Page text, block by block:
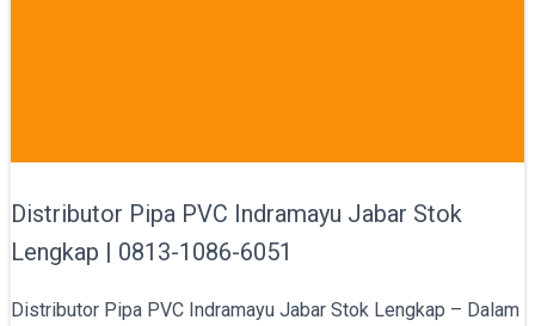
Distributor Pipa PVC Indramayu Jabar Stok
Lengkap | 0813-1086-6051
Distributor Pipa PVC Indramayu Jabar Stok Lengkap – Dalam